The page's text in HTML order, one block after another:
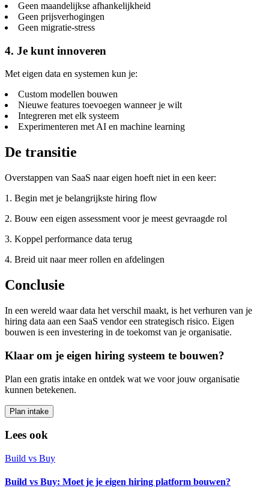
Geen maandelijkse afhankelijkheid
Geen prijsverhogingen
Geen migratie-stress
4. Je kunt innoveren
Met eigen data en systemen kun je:
Custom modellen bouwen
Nieuwe features toevoegen wanneer je wilt
Integreren met elk systeem
Experimenteren met AI en machine learning
De transitie
Overstappen van SaaS naar eigen hoeft niet in een keer:
1. Begin met je belangrijkste hiring flow
2. Bouw een eigen assessment voor je meest gevraagde rol
3. Koppel performance data terug
4. Breid uit naar meer rollen en afdelingen
Conclusie
In een wereld waar data het verschil maakt, is het verhuren van je
hiring data aan een SaaS vendor een strategisch risico. Eigen
bouwen is een investering in de toekomst van je organisatie.
Klaar om je eigen hiring systeem te bouwen?
Plan een gratis intake en ontdek wat we voor jouw organisatie
kunnen betekenen.
Plan intake
Lees ook
Build vs Buy
Build vs Buy: Moet je je eigen hiring platform bouwen?